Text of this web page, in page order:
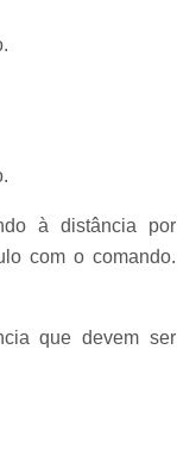
à distância por
com o comando.
que devem ser